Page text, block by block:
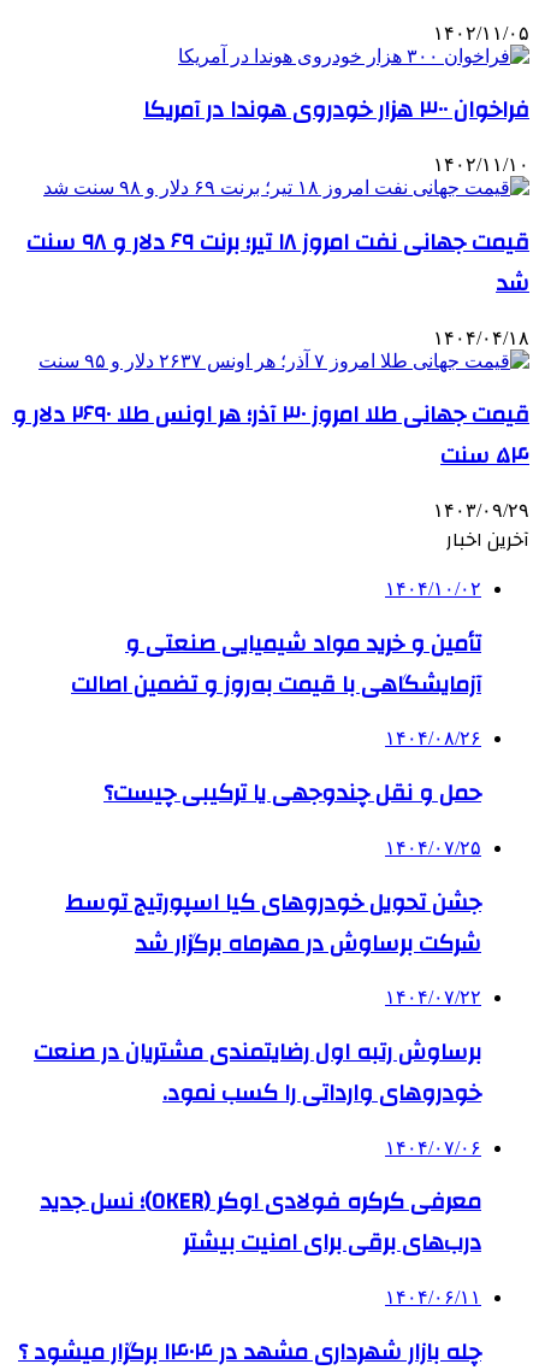
۱۴۰۲/۱۱/۰۵
فراخوان ۳۰۰ هزار خودروی هوندا در آمریکا
۱۴۰۲/۱۱/۱۰
قیمت جهانی نفت امروز ۱۸ تیر؛ برنت ۶۹ دلار و ۹۸ سنت
شد
۱۴۰۴/۰۴/۱۸
قیمت جهانی طلا امروز ۳۰ آذر؛ هر اونس طلا ۲۶۹۰ دلار و
۵۴ سنت
۱۴۰۳/۰۹/۲۹
آخرین اخبار
۱۴۰۴/۱۰/۰۲
تأمین و خرید مواد شیمیایی صنعتی و
آزمایشگاهی با قیمت به‌روز و تضمین اصالت
۱۴۰۴/۰۸/۲۶
حمل و نقل چندوجهی یا ترکیبی چیست؟
۱۴۰۴/۰۷/۲۵
جشن تحویل خودروهای کیا اسپورتیج توسط
شرکت برساوش در مهرماه برگزار شد
۱۴۰۴/۰۷/۲۲
برساوش رتبه اول رضایتمندی مشتریان در صنعت
خودروهای وارداتی را کسب نمود.
۱۴۰۴/۰۷/۰۶
معرفی کرکره فولادی اوکر (OKER)؛ نسل جدید
درب‌های برقی برای امنیت بیشتر
۱۴۰۴/۰۶/۱۱
چله بازار شهرداری مشهد در ۱۴۰۴ برگزار میشود ؟